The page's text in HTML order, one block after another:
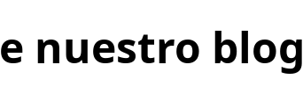
nuestro blog